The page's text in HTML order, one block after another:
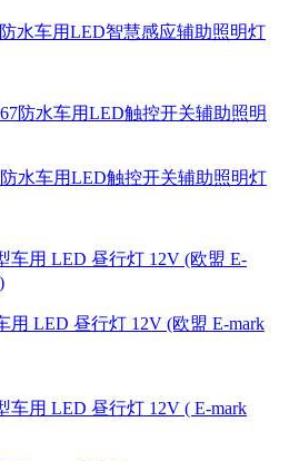
防水车用LED智慧感应辅助照明灯
防水车用LED触控开关辅助照明灯
用 LED 昼行灯 12V (欧盟 E-mark